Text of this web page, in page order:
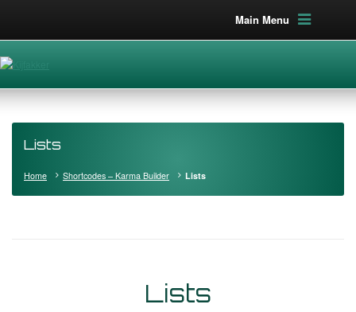
Main Menu
Lists
Home Shortcodes – Karma Builder Lists
Lists